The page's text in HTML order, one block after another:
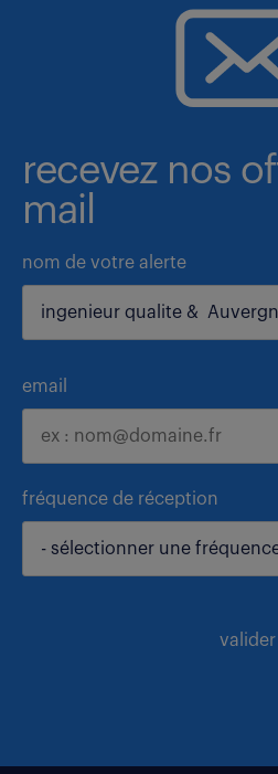
recevez nos
mail
nom de votre alerte
email
fréquence de réception
- sélectionner une
valider